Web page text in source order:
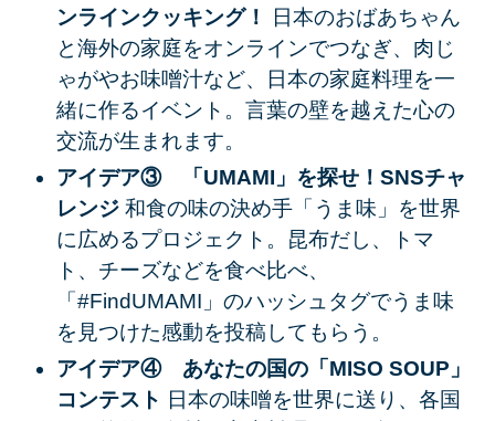
ンラインクッキング！
日本のおばあちゃん
と海外の家庭をオンラインでつなぎ、肉じ
ゃがやお味噌汁など、日本の家庭料理を一
緒に作るイベント。言葉の壁を越えた心の
交流が生まれます。
アイデア③ 「UMAMI」を探せ！SNSチャ
レンジ和食の味の決め手「うま味」を世界
に広めるプロジェクト。昆布だし、トマ
ト、チーズなどを食べ比べ、
「#FindUMAMI」のハッシュタグでうま味
を見つけた感動を投稿してもらう。
アイデア④ あなたの国の「MISO SOUP」
コンテスト 日本の味噌を世界に送り、各国